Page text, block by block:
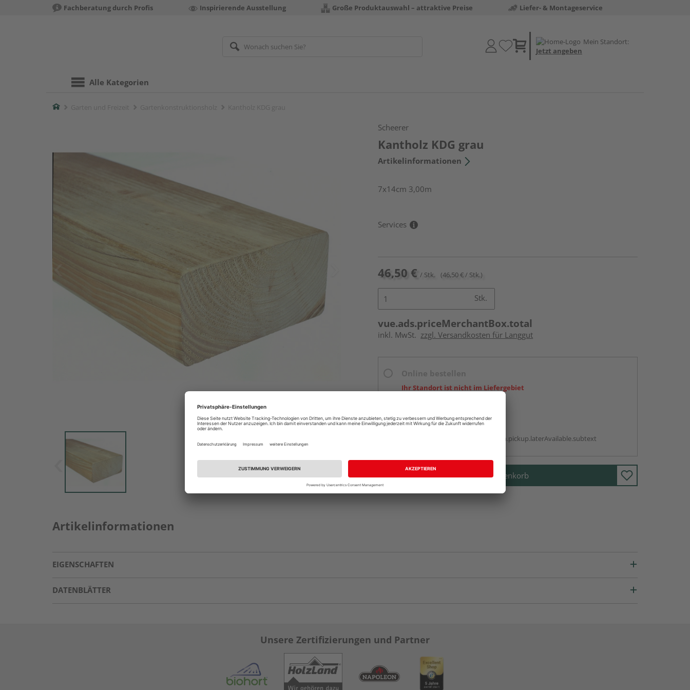
Fachberatung durch Profis Inspirierende Ausstellung Große Produktauswahl – attraktive Preise Liefer- & Montageservice
Mein Standort:
Jetzt angeben
Alle Kategorien
Home
Scheerer
Kantholz KDG grau
Artikelinformationen
7x14cm 3,00m
Services
46,50 € / Stk. (46,50 € / Stk.)
Stk.
vue.ads.priceMerchantBox.total
inkl. MwSt. zzgl. Versandkosten für Langgut
Ihr Standort ist nicht im Liefergebiet
Beim Händler abholen
Auf Vorbestellung:
vue.ads.priceMerchantBox.option.pickup.laterAvailable.subtext
In den Warenkorb
Artikelinformationen
EIGENSCHAFTEN
DATENBLÄTTER
Unsere Zertifizierungen und Partner